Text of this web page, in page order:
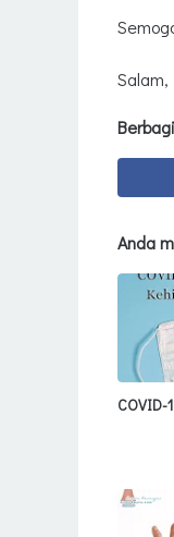
Salam,
Berbagi
Anda
COVID-